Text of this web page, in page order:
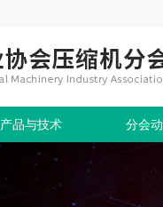
产品与技术 分会